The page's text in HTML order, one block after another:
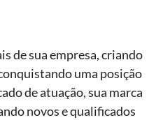
de sua empresa, criando
uma posição
de atuação, sua marca
novos e qualificados